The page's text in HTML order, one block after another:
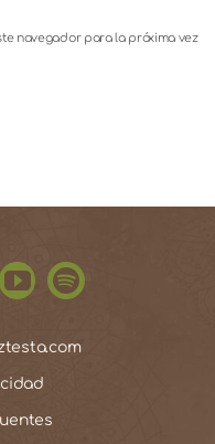
navegador para la próxima vez